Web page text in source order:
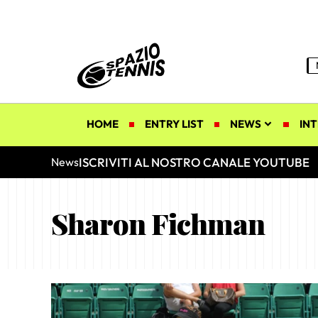
HOME ENTRY LIST NEWS
NewsISCRIVITI AL NOSTRO CANALE YOUTUBE
Sharon Fichman